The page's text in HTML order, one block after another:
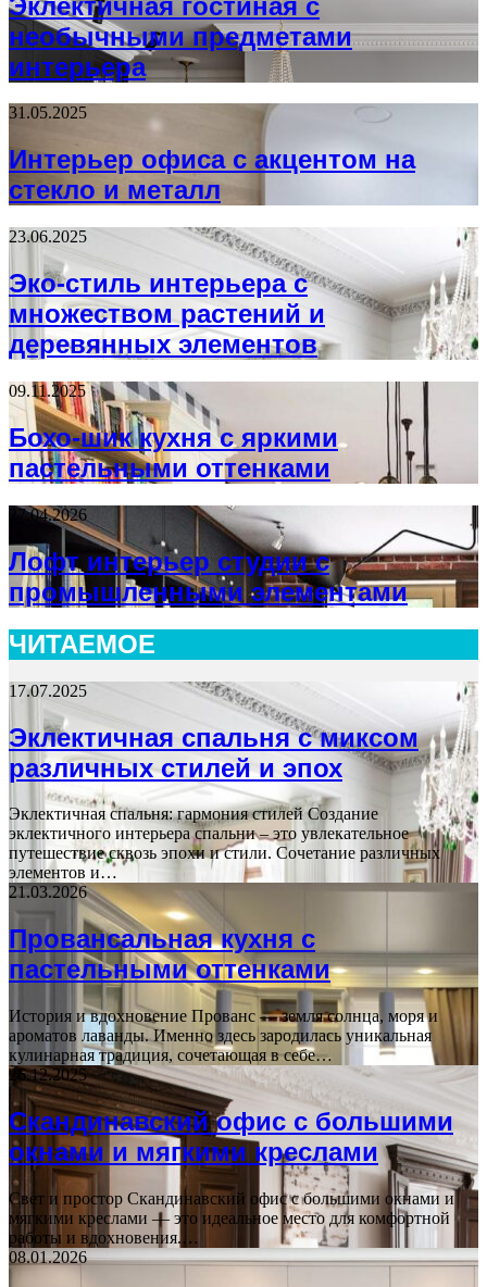
необычными предметами
интерьера
31.05.2025
Интерьер офиса с акцентом на
стекло и металл
23.06.2025
Эко-стиль интерьера с
множеством растений и
деревянных элементов
09.11.2025
Бохо-шик кухня с яркими
пастельными оттенками
27.04.2026
Лофт интерьер студии с
промышленными элементами
ЧИТАЕМОЕ
17.07.2025
Эклектичная спальня с миксом
различных стилей и эпох
Эклектичная спальня: гармония стилей Создание
эклектичного интерьера спальни – это увлекательное
путешествие сквозь эпохи и стили. Сочетание различных
элементов и…
21.03.2026
Провансальная кухня с
пастельными оттенками
История и вдохновение Прованс — земля солнца, моря и
ароматов лаванды. Именно здесь зародилась уникальная
кулинарная традиция, сочетающая в себе…
26.12.2025
Скандинавский офис с большими
окнами и мягкими креслами
Свет и простор Скандинавский офис с большими окнами и
мягкими креслами — это идеальное место для комфортной
работы и вдохновения.…
08.01.2026